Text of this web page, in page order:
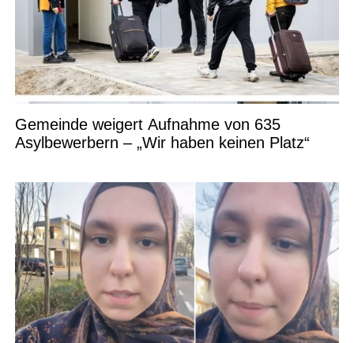
Gemeinde weigert Aufnahme von 635
Asylbewerbern – „Wir haben keinen Platz“